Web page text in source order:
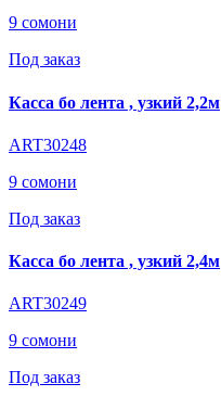
9 сомони
Под заказ
Касса бо лента , узкий 2,2м
ART30248
9 сомони
Под заказ
Касса бо лента , узкий 2,4м
ART30249
9 сомони
Под заказ